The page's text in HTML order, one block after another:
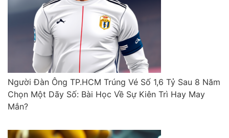
Người Đàn Ông TP.HCM Trúng Vé Số 1,6 Tỷ Sau 8 Năm
Chọn Một Dãy Số: Bài Học Về Sự Kiên Trì Hay May
Mắn?